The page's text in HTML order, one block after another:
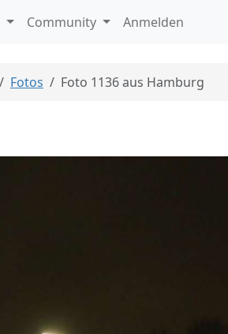
Community Anmelden
Fotos Foto 1136 aus Hamburg